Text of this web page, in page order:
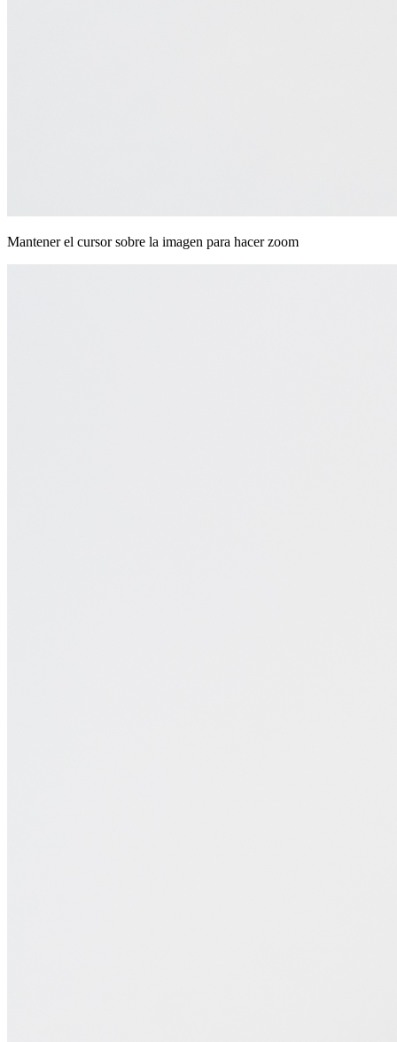
Mantener el cursor sobre la imagen para hacer zoom